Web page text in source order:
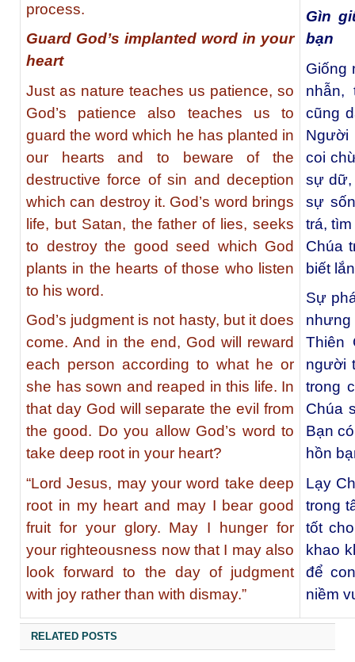
process.
Guard God’s implanted word in your
heart
Just as nature teaches us patience, so
God’s patience also teaches us to
guard the word which he has planted in
our hearts and to beware of the
destructive force of sin and deception
which can destroy it. God’s word brings
life, but Satan, the father of lies, seeks
to destroy the good seed which God
plants in the hearts of those who listen
to his word.
God’s judgment is not hasty, but it does
come. And in the end, God will reward
each person according to what he or
she has sown and reaped in this life. In
that day God will separate the evil from
the good. Do you allow God’s word to
take deep root in your heart?
“Lord Jesus, may your word take deep
root in my heart and may I bear good
fruit for your glory. May I hunger for
your righteousness now that I may also
look forward to the day of judgment
with joy rather than with dismay.”
Gìn
bạn
Giống
nhẫn,
cũng
Người
coi
sự dữ,
sự
trá,
Chúa
biết
Sự
Thiên
người
trong
Chúa
Bạn
hồn
Lạy
trong
tốt
khao
để
niềm
RELATED POSTS